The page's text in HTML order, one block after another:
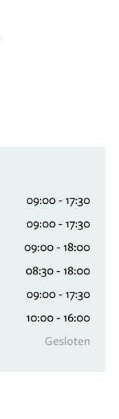
09:00 - 17:30
09:00 - 17:30
09:00 - 18:00
08:30 - 18:00
09:00 - 17:30
10:00 - 16:00
Gesloten